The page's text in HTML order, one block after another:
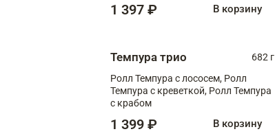
1 397 ₽ В корзину
Темпура трио
682 г
Ролл Темпура с лососем, Ролл
Темпура с креветкой, Ролл Темпура
с крабом
1 399 ₽ В корзину